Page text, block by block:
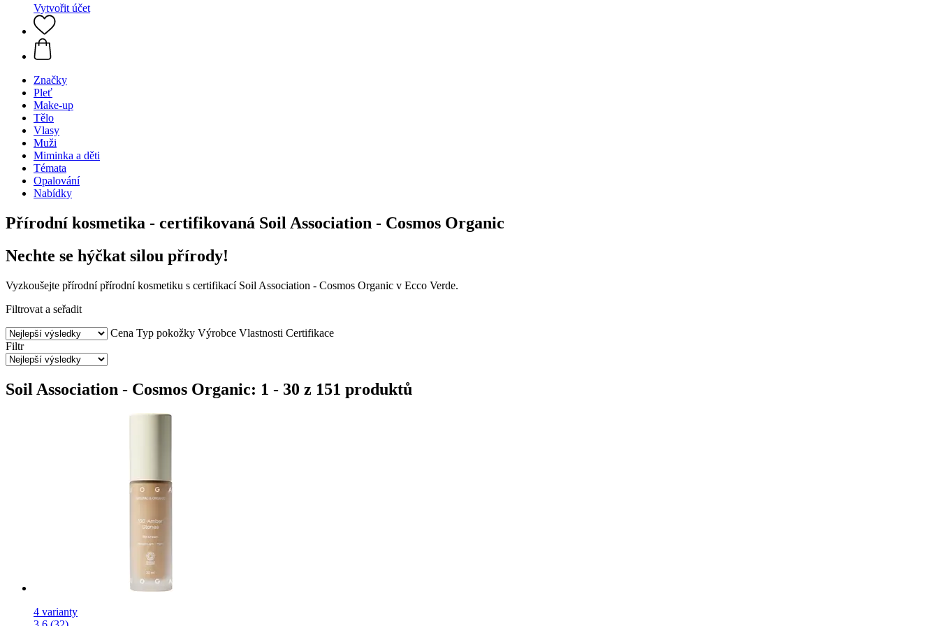
Vytvořit účet
Značky
Pleť
Make-up
Tělo
Vlasy
Muži
Miminka a děti
Témata
Opalování
Nabídky
Přírodní kosmetika - certifikovaná Soil Association - Cosmos Organic
Nechte se hýčkat silou přírody!
Vyzkoušejte přírodní přírodní kosmetiku s certifikací Soil Association - Cosmos Organic v Ecco Verde.
Filtrovat a seřadit
Cena Typ pokožky Výrobce Vlastnosti Certifikace
Filtr
Soil Association - Cosmos Organic: 1 - 30 z 151 produktů
4 varianty